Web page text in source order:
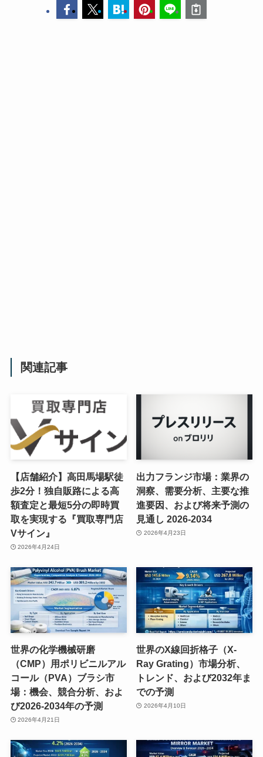
関連記事
【店舗紹介】高田馬場駅徒
歩2分！独自販路による高
額査定と最短5分の即時買
取を実現する『買取専門店
Vサイン』
2026年4月24日
出力フランジ市場：業界の
洞察、需要分析、主要な推
進要因、および将来予測の
見通し 2026-2034
2026年4月23日
世界の化学機械研磨
（CMP）用ポリビニルアル
コール（PVA）ブラシ市
場：機会、競合分析、およ
び2026-2034年の予測
2026年4月21日
世界のX線回折格子（X-
Ray Grating）市場分析、
トレンド、および2032年ま
での予測
2026年4月10日